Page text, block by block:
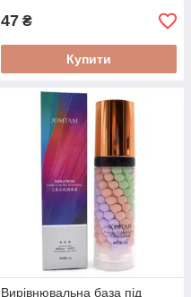
47 ₴
Купити
Вирівнювальна база під